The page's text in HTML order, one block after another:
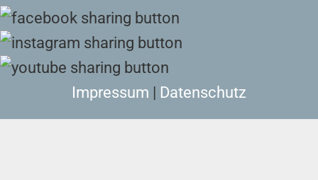
Impressum | Datenschutz